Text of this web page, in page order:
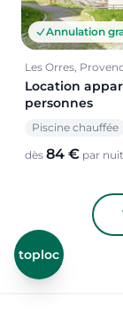
Annulation
Les Orres,
Location
personnes
Piscine chauffée
dès 84 € par nuit
toploc